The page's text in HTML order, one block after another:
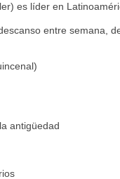
es líder en
entre semana,
antigüedad